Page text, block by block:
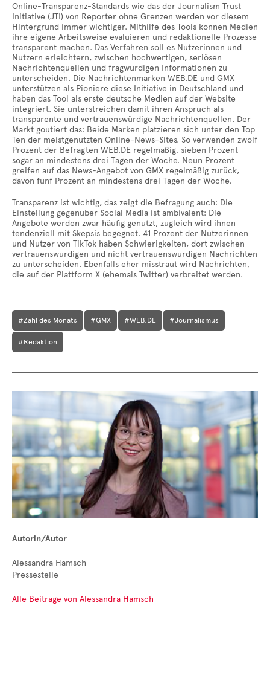
Online-Transparenz-Standards wie das der Journalism Trust
Initiative (JTI) von Reporter ohne Grenzen werden vor diesem
Hintergrund immer wichtiger. Mithilfe des Tools können Medien
ihre eigene Arbeitsweise evaluieren und redaktionelle Prozesse
transparent machen. Das Verfahren soll es Nutzerinnen und
Nutzern erleichtern, zwischen hochwertigen, seriösen
Nachrichtenquellen und fragwürdigen Informationen zu
unterscheiden. Die Nachrichtenmarken WEB.DE und GMX
unterstützen als Pioniere diese Initiative in Deutschland und
haben das Tool als erste deutsche Medien auf der Website
integriert. Sie unterstreichen damit ihren Anspruch als
transparente und vertrauenswürdige Nachrichtenquellen. Der
Markt goutiert das: Beide Marken platzieren sich unter den Top
Ten der meistgenutzten Online-News-Sites. So verwenden zwölf
Prozent der Befragten WEB.DE regelmäßig, sieben Prozent
sogar an mindestens drei Tagen der Woche. Neun Prozent
greifen auf das News-Angebot von GMX regelmäßig zurück,
davon fünf Prozent an mindestens drei Tagen der Woche.
Transparenz ist wichtig, das zeigt die Befragung auch: Die
Einstellung gegenüber Social Media ist ambivalent: Die
Angebote werden zwar häufig genutzt, zugleich wird ihnen
tendenziell mit Skepsis begegnet. 41 Prozent der Nutzerinnen
und Nutzer von TikTok haben Schwierigkeiten, dort zwischen
vertrauenswürdigen und nicht vertrauenswürdigen Nachrichten
zu unterscheiden. Ebenfalls eher misstraut wird Nachrichten,
die auf der Plattform X (ehemals Twitter) verbreitet werden.
#Zahl des Monats #GMX #WEB.DE #Journalismus
#Redaktion
Autorin/Autor
Alessandra Hamsch
Pressestelle
Alle Beiträge von Alessandra Hamsch